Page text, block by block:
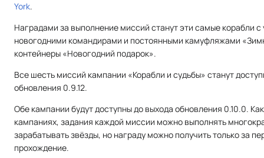
York.
Наградами за выполнение миссий станут эти самые корабли
новогодними командирами и постоянными камуфляжами
контейнеры «Новогодний подарок».
Все шесть миссий кампании «Корабли и судьбы» станут
обновления 0.9.12.
Обе кампании будут доступны до выхода обновления 0.10.0.
кампаниях, задания каждой миссии можно выполнять
зарабатывать звёзды, но награду можно получить только за
прохождение.